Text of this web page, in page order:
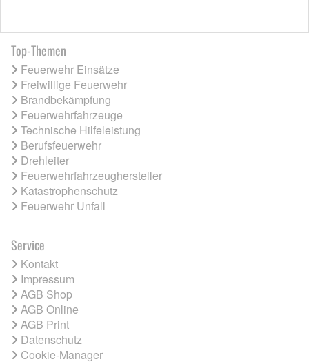
Top-Themen
Feuerwehr Einsätze
Freiwillige Feuerwehr
Brandbekämpfung
Feuerwehrfahrzeuge
Technische Hilfeleistung
Berufsfeuerwehr
Drehleiter
Feuerwehrfahrzeughersteller
Katastrophenschutz
Feuerwehr Unfall
Service
Kontakt
Impressum
AGB Shop
AGB Online
AGB Print
Datenschutz
Cookie-Manager